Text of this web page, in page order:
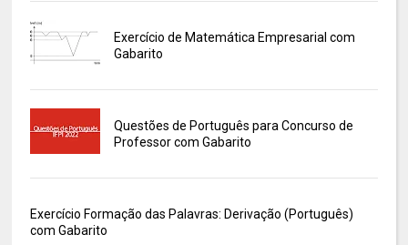
Exercício de Matemática Empresarial com
Gabarito
Questões de Português para Concurso de
Professor com Gabarito
Exercício Formação das Palavras: Derivação (Português)
com Gabarito